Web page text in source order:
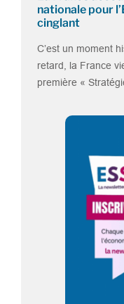
nationale pour
cinglant
C’est un moment
retard, la France
première «